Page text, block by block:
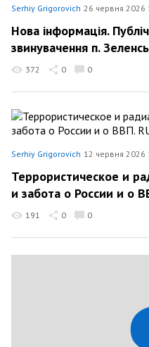
Serhiy Grigorovich 26 червня 2026
Нова інформація.
звинувачення п.
372 0 0
Serhiy Grigorovich 12 червня 2026
Террористическое и
и забота о России и о
191 0 0